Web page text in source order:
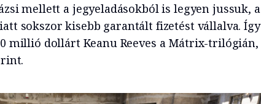
mellett a jegyeladásokból is legyen jussuk, a
sokszor kisebb garantált fizetést vállalva. Így
millió dollárt Keanu Reeves a Mátrix-trilógián,